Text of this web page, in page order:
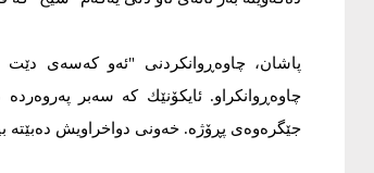
پاشان، چاوەڕوانکردنی "ئەو کەسەی دێت و
چاوەڕوانکراو. ئایکۆنێك کە سەبر
جێگرەوەی پڕۆژە. خەونی دواخراویش دەبێتە